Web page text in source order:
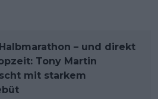
– und direkt
Tony Martin
mit starkem